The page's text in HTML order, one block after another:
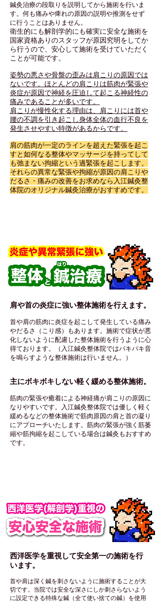
鍼灸治療の段取りを説明してから施術を行いま
す。何も痛みや痺れの原因の説明や推測をせず
に行うことはありません。
衛生的にも解剖学的にも確実に安全な施術を
国家資格ありのスタッフが原因究明をしてか
ら行うので、安心して施術を受けていただく
ことが可能です。
姿勢の悪さや骨盤の歪みは肩こりの原因では
ないです。ほとんどの肩こりは筋肉が緊張や
炎症が原因で神経を圧迫して起こる神経性の
痛みであることが多いです。
肩こりが慢性化する理由は、肩こりには首や
腰の不調を引き起こし身体全体の血行不良を
発生させやすい特徴があるからです。
肩の筋肉が一定のラインを超えた緊張を起こ
すと如何なる整体やマッサージを持ってして
も弛まない拘縮という過緊張を起こします。
それらの異常な緊張や拘縮が原因の肩こりや
だるさ・痛みの改善をお求めなら入江鍼灸整
体院のオリジナル鍼灸治療がおすすめです。
肩や首の炎症に強い整体施術を行えます。
首や肩の筋肉に炎症を起こして発生している痛み
やだるさ（こり感）もあります。施術で症状が悪
化しないように配慮した整体施術を行うように心
得ております。（入江鍼灸整体院ではバキバキ音
を鳴らすような整体施術は行いません。）
主にボキボキしない軽く緩める整体施術。
筋肉の緊張や癒着による神経痛が肩こりの原因に
なりやすいです。入江鍼灸整体院では優しく軽く
緩めるなどの整体施術で筋肉原因の肩と首の凝り
にアプローチいたします。筋肉の緊張が強く筋萎
縮や筋拘縮を起こしている場合は鍼灸もおすすめ
です。
西洋医学を重視して安全第一の施術を行
います。
​​首や肩は深く鍼を刺さないように施術することが大
切です。当院では安全な深さにしか刺さらないよう
に設定できる特殊な鍼（全て使い捨ての鍼）を使用